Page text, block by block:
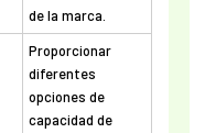
de la marca.
Proporcionar
diferentes
opciones de
capacidad de